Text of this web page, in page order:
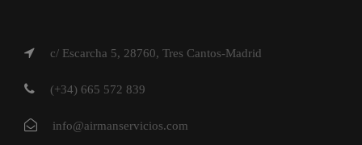
c/ Escarcha 5, 28760, Tres Cantos-Madrid
(+34) 665 572 839
info@airmanservicios.com